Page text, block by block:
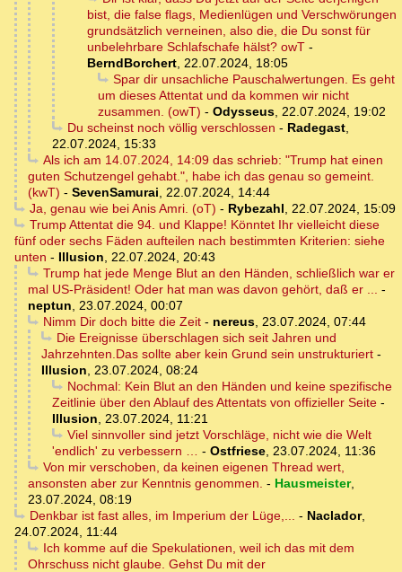
bist, die false flags, Medienlügen und Verschwörungen
grundsätzlich verneinen, also die, die Du sonst für
unbelehrbare Schlafschafe hälst? owT -
BerndBorchert, 22.07.2024, 18:05
Spar dir unsachliche Pauschalwertungen. Es geht
um dieses Attentat und da kommen wir nicht
zusammen. (owT) - Odysseus, 22.07.2024, 19:02
Du scheinst noch völlig verschlossen - Radegast,
22.07.2024, 15:33
Als ich am 14.07.2024, 14:09 das schrieb: "Trump hat einen
guten Schutzengel gehabt.", habe ich das genau so gemeint.
(kwT) - SevenSamurai, 22.07.2024, 14:44
Ja, genau wie bei Anis Amri. (oT) - Rybezahl, 22.07.2024, 15:09
Trump Attentat die 94. und Klappe! Könntet Ihr vielleicht diese
fünf oder sechs Fäden aufteilen nach bestimmten Kriterien: siehe
unten - Illusion, 22.07.2024, 20:43
Trump hat jede Menge Blut an den Händen, schließlich war er
mal US-Präsident! Oder hat man was davon gehört, daß er ... -
neptun, 23.07.2024, 00:07
Nimm Dir doch bitte die Zeit- nereus, 23.07.2024, 07:44
Die Ereignisse überschlagen sich seit Jahren und
Jahrzehnten.Das sollte aber kein Grund sein unstrukturiert -
Illusion, 23.07.2024, 08:24
Nochmal: Kein Blut an den Händen und keine spezifische
Zeitlinie über den Ablauf des Attentats von offizieller Seite -
Illusion, 23.07.2024, 11:21
Viel sinnvoller sind jetzt Vorschläge, nicht wie die Welt
'endlich' zu verbessern … - Ostfriese, 23.07.2024, 11:36
Von mir verschoben, da keinen eigenen Thread wert,
ansonsten aber zur Kenntnis genommen. - Hausmeister,
23.07.2024, 08:19
Denkbar ist fast alles, im Imperium der Lüge,... - Naclador,
24.07.2024, 11:44
Ich komme auf die Spekulationen, weil ich das mit dem
Ohrschuss nicht glaube. Gehst Du mit der